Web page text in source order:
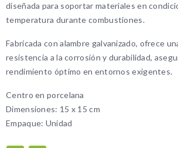
diseñada para soportar materiales en
temperatura durante combustiones.
Fabricada con alambre galvanizado, ofrece
resistencia a la corrosión y durabilidad,
rendimiento óptimo en entornos exigentes.
Centro en porcelana
Dimensiones: 15 x 15 cm
Empaque: Unidad